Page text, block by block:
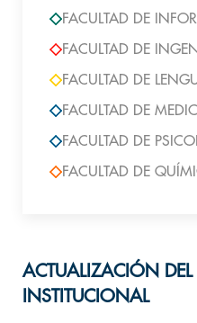
FACULTAD DE
FACULTAD DE
FACULTAD DE
FACULTAD DE
FACULTAD DE
FACULTAD DE
ACTUALIZACIÓN DEL
INSTITUCIONAL